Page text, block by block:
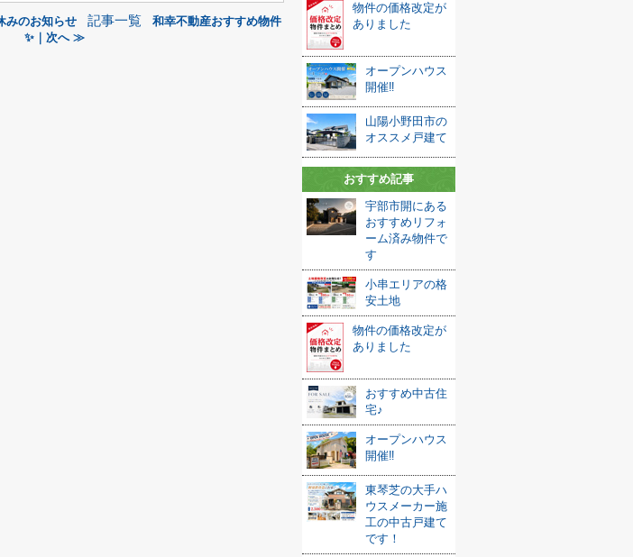
みのお知らせ 記事一覧
和幸不動産おすすめ物件
✨｜次へ ≫
物件の価格改定が
ありました
オープンハウス
開催‼
山陽小野田市の
オススメ戸建て
おすすめ記事
宇部市開にある
おすすめリフォ
ーム済み物件で
す
小串エリアの格
安土地
物件の価格改定が
ありました
おすすめ中古住
宅♪
オープンハウス
開催‼
東琴芝の大手ハ
ウスメーカー施
工の中古戸建て
です！